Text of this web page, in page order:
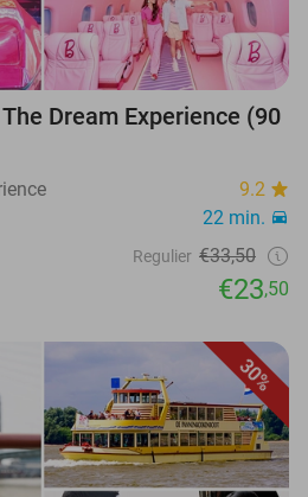
Dream Experience (90
9.2
22 min.
Regulier €33,50
€23,50
30%